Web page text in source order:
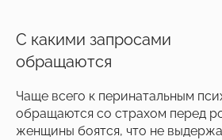
С какими запросами
обращаются
Чаще всего к перинатальным
обращаются со страхом перед
женщины боятся, что не